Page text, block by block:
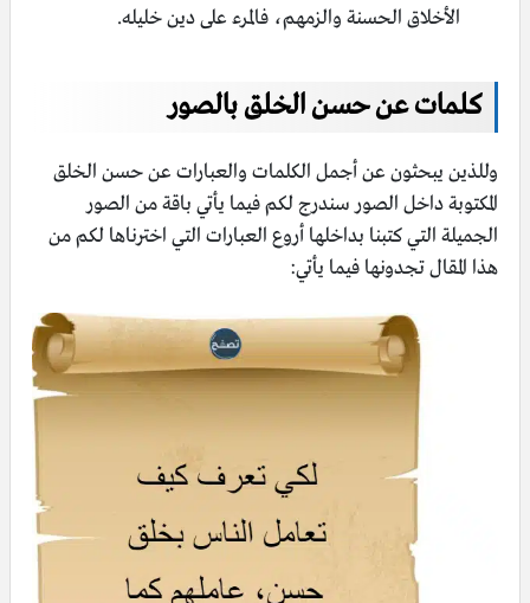
الأخلاق الحسنة والزمهم، فالمرء على دين خليله.
كلمات عن حسن الخلق بالصور
وللذين يبحثون عن أجمل الكلمات والعبارات عن حسن الخلق
المكتوبة داخل الصور سندرج لكم فيما يأتي باقة من الصور
الجميلة التي كتبنا بداخلها أروع العبارات التي اخترناها لكم من
هذا المقال تجدونها فيما يأتي: